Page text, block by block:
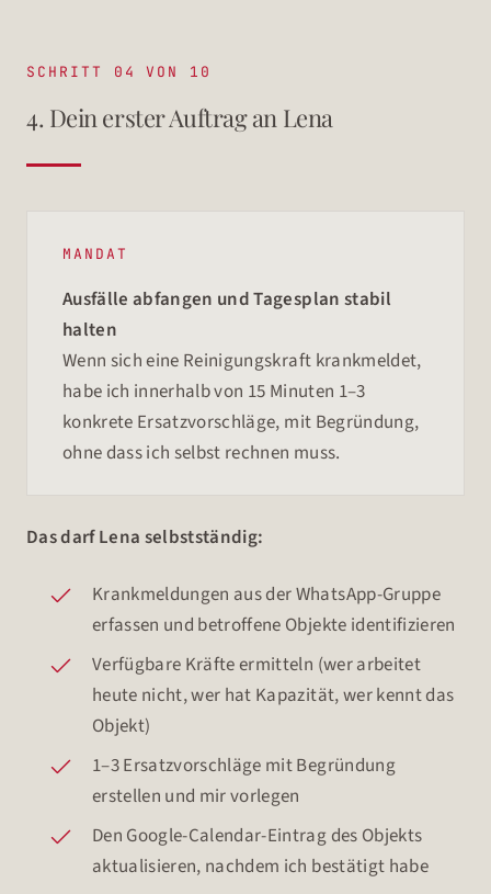
SCHRITT 04 VON 10
4. Dein erster Auftrag an Lena
MANDAT
Ausfälle abfangen und Tagesplan stabil
halten
Wenn sich eine Reinigungskraft krankmeldet,
habe ich innerhalb von 15 Minuten 1–3
konkrete Ersatzvorschläge, mit Begründung,
ohne dass ich selbst rechnen muss.
Das darf Lena selbstständig:
Krankmeldungen aus der WhatsApp-Gruppe
erfassen und betroffene Objekte identifizieren
Verfügbare Kräfte ermitteln (wer arbeitet
heute nicht, wer hat Kapazität, wer kennt das
Objekt)
1–3 Ersatzvorschläge mit Begründung
erstellen und mir vorlegen
Den Google-Calendar-Eintrag des Objekts
aktualisieren, nachdem ich bestätigt habe